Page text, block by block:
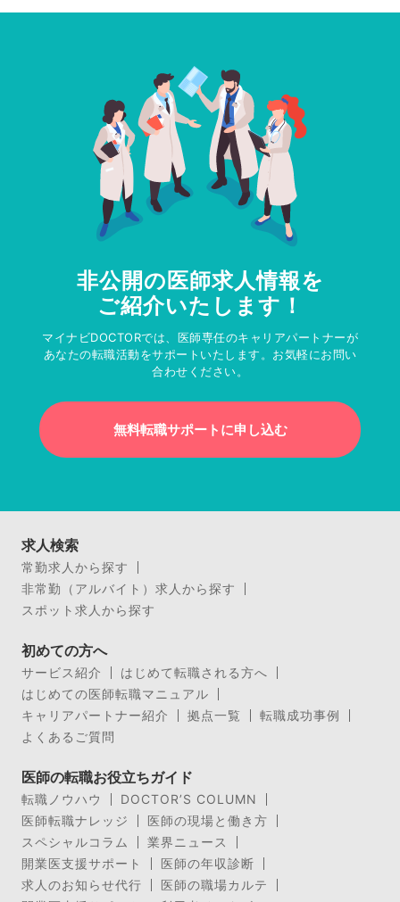
非公開の医師求人情報を
ご紹介いたします！
マイナビDOCTORでは、医師専任のキャリアパートナーが
あなたの転職活動をサポートいたします。お気軽にお問い
合わせください。
無料転職サポートに申し込む
求人検索
常勤求人から探す
非常勤（アルバイト）求人から探す
スポット求人から探す
初めての方へ
サービス紹介
はじめて転職される方へ
はじめての医師転職マニュアル
キャリアパートナー紹介
拠点一覧
転職成功事例
よくあるご質問
医師の転職お役立ちガイド
転職ノウハウ
DOCTOR’S COLUMN
医師転職ナレッジ
医師の現場と働き方
スペシャルコラム
業界ニュース
開業医支援サポート
医師の年収診断
求人のお知らせ代行
医師の職場カルテ